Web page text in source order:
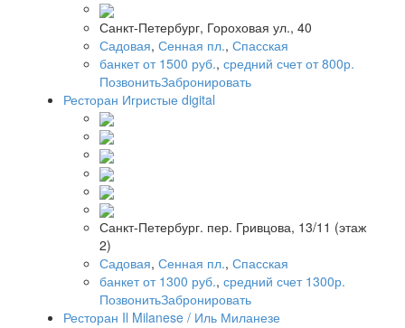
Санкт-Петербург, Гороховая ул., 40
Садовая, Сенная пл., Спасская
банкет от 1500 руб., средний счет от 800р.
ПозвонитьЗабронировать
Ресторан Игристые digital
Санкт-Петербург. пер. Гривцова, 13/11 (этаж
2)
Садовая, Сенная пл., Спасская
банкет от 1300 руб., средний счет 1300р.
ПозвонитьЗабронировать
Ресторан Il Milanese / Иль Миланезе